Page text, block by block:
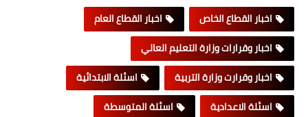
اخبار القطاع الخاص
اخبار القطاع العام
اخبار وقرارات وزارة التعليم العالي
اخبار وقرارت وزارة التربية
اسئلة الابتدائية
اسئلة الاعدادية
اسئلة المتوسطة